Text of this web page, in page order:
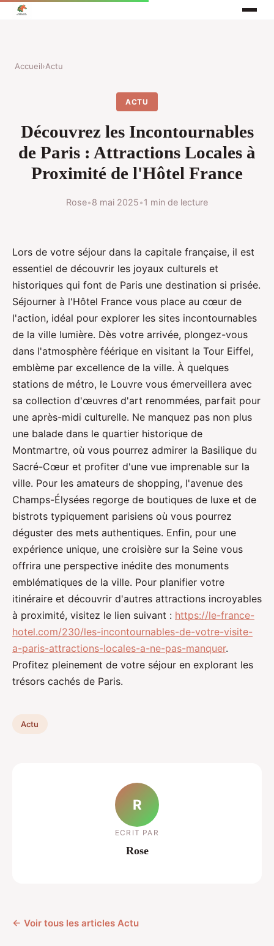
Accueil›Actu
ACTU
Découvrez les Incontournables
de Paris : Attractions Locales à
Proximité de l'Hôtel France
Rose•8 mai 2025•1 min de lecture
Lors de votre séjour dans la capitale française, il est
essentiel de découvrir les joyaux culturels et
historiques qui font de Paris une destination si prisée.
Séjourner à l'Hôtel France vous place au cœur de
l'action, idéal pour explorer les sites incontournables
de la ville lumière. Dès votre arrivée, plongez-vous
dans l'atmosphère féérique en visitant la Tour Eiffel,
emblème par excellence de la ville. À quelques
stations de métro, le Louvre vous émerveillera avec
sa collection d'œuvres d'art renommées, parfait pour
une après-midi culturelle. Ne manquez pas non plus
une balade dans le quartier historique de
Montmartre, où vous pourrez admirer la Basilique du
Sacré-Cœur et profiter d'une vue imprenable sur la
ville. Pour les amateurs de shopping, l'avenue des
Champs-Élysées regorge de boutiques de luxe et de
bistrots typiquement parisiens où vous pourrez
déguster des mets authentiques. Enfin, pour une
expérience unique, une croisière sur la Seine vous
offrira une perspective inédite des monuments
emblématiques de la ville. Pour planifier votre
itinéraire et découvrir d'autres attractions incroyables
à proximité, visitez le lien suivant : https://le-france-
hotel.com/230/les-incontournables-de-votre-visite-
a-paris-attractions-locales-a-ne-pas-manquer.
Profitez pleinement de votre séjour en explorant les
trésors cachés de Paris.
Actu
R
ECRIT PAR
Rose
← Voir tous les articles Actu